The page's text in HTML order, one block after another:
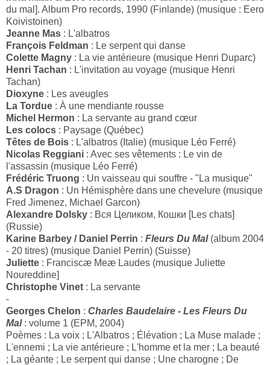
du mal]. Album Pro records, 1990 (Finlande) (musique : Eero
Koivistoinen)
Jeanne Mas : L'albatros
François Feldman : Le serpent qui danse
Colette Magny : La vie antérieure (musique Henri Duparc)
Henri Tachan : L'invitation au voyage (musique Henri
Tachan)
Dioxyne : Les aveugles
La Tordue : À une mendiante rousse
Michel Hermon : La servante au grand cœur
Les colocs : Paysage (Québec)
Têtes de Bois : L'albatros (Italie) (musique Léo Ferré)
Nicolas Reggiani : Avec ses vêtements : Le vin de
l'assassin (musique Léo Ferré)
Frédéric Truong : Un vaisseau qui souffre - "La musique"
A.S Dragon : Un Hémisphère dans une chevelure (musique
Fred Jimenez, Michael Garcon)
Alexandre Dolsky : Вся Целиком, Кошки [Les chats]
(Russie)
Karine Barbey / Daniel Perrin : Fleurs Du Mal(album 2004
- 20 titres) (musique Daniel Perrin) (Suisse)
Juliette : Franciscæ Meæ Laudes (musique Juliette
Noureddine]
Christophe Vinet : La servante
-
Georges Chelon : Charles Baudelaire - Les Fleurs Du
Mal: volume 1 (EPM, 2004)
Poèmes : La voix ; L'Albatros ; Élévation ; La Muse malade ;
L'ennemi ; La vie antérieure ; L'homme et la mer ; La beauté
; La géante ; Le serpent qui danse ; Une charogne ; De